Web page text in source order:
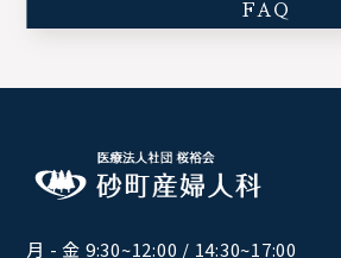
FAQ
月 - 金 9:30~12:00 / 14:30~17:00